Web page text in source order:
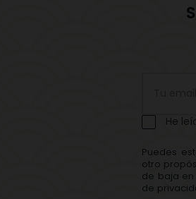
Puedes
otro
de baja en
de
He